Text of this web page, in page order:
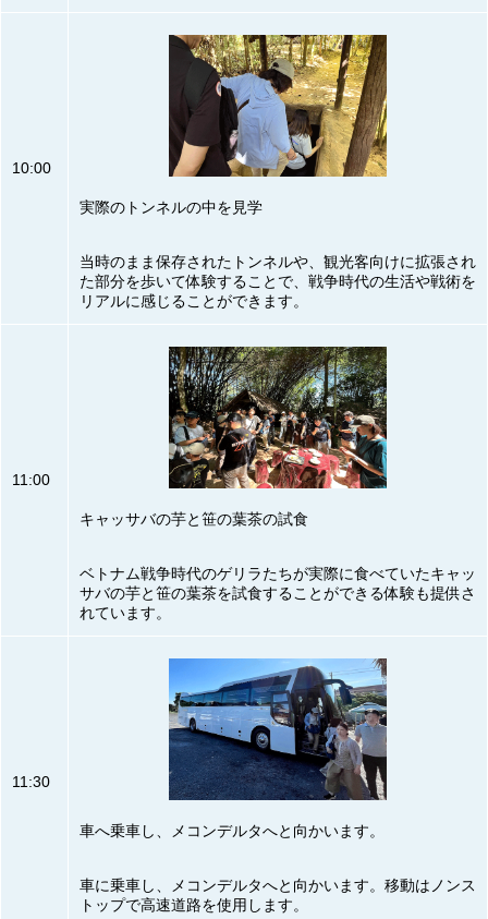
10:00
実際のトンネルの中を見学
当時のまま保存されたトンネルや、観光客向けに拡張され
た部分を歩いて体験することで、戦争時代の生活や戦術を
リアルに感じることができます。
11:00
キャッサバの芋と笹の葉茶の試食
ベトナム戦争時代のゲリラたちが実際に食べていたキャッ
サバの芋と笹の葉茶を試食することができる体験も提供さ
れています。
11:30
車へ乗車し、メコンデルタへと向かいます。
車に乗車し、メコンデルタへと向かいます。移動はノンス
トップで高速道路を使用します。